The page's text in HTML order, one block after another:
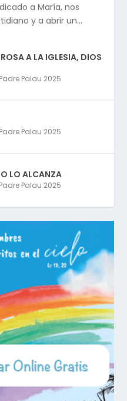
a María, nos
y a abrir un...
A LA IGLESIA, DIOS
Palau 2025
Palau 2025
LO ALCANZA
Palau 2025